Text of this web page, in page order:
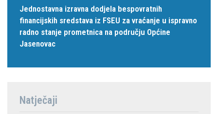
Jednostavna izravna dodjela bespovratnih
financijskih sredstava iz FSEU za vraćanje u ispravno
radno stanje prometnica na području Općine
Jasenovac
Natječaji